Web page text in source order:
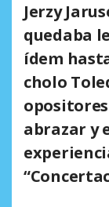
Jerzy
quedaba
ídem
cholo
abrazar y